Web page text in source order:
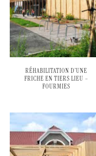
RÉHABILITATION D’UNE
FRICHE EN TIERS LIEU –
FOURMIES